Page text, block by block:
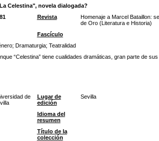
Celestina", novela dialogada?
Revista
Homenaje a Marcel Bataillon:
de Oro (Literatura e Historia)
Fascículo
; Dramaturgia; Teatralidad
“Celestina” tiene cualidades dramáticas, gran parte de
de
Lugar de
edición
Sevilla
Idioma del
resumen
Título de la
colección